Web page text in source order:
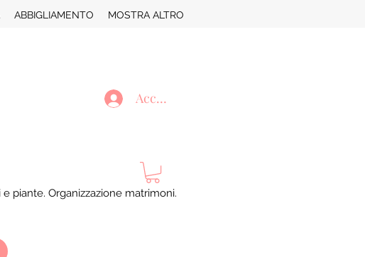
ABBIGLIAMENTO MOSTRA ALTRO
Accedi
piante. Organizzazione matrimoni.